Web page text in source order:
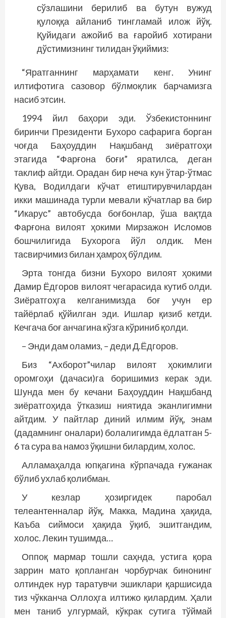
сўзлашини берилиб ва бутун вужуд
қулоққа айланиб тингламай илож йўқ.
Қуйидаги ажойиб ва ғаройиб хотирани
дўстимизнинг тилидан ўқиймиз:
“Яратганнинг марҳамати кенг. Унинг
илтифотига сазовор бўлмоқлик барчамизга
насиб этсин.
1994 йил баҳори эди. Ўзбекистоннинг
биринчи Президенти Бухоро сафарига борган
чоғда Баҳоуддин Нақшбанд зиёратгоҳи
этагида “Фарғона боғи” яратилса, деган
таклиф айтди. Орадан бир неча кун ўтар-ўтмас
Қува, Водилдаги кўчат етиштирувчилардан
икки машинада турли мевали кўчатлар ва бир
“Икарус” автобусда боғбонлар, ўша вақтда
Фарғона вилоят ҳокими Мирзажон Исломов
бошчилигида Бухорога йўл олдик. Мен
тасвирчимиз билан ҳамроҳ бўлдим.
Эрта тонгда бизни Бухоро вилоят ҳокими
Дамир Ёдгоров вилоят чегарасида кутиб олди.
Зиёратгоҳга келганимизда боғ учун ер
тайёрлаб қўйилган эди. Ишлар қизиб кетди.
Кечгача боғ анчагина кўзга кўриниб қолди.
– Энди дам оламиз, – деди Д.Ёдгоров.
Биз “Ахборот”чилар вилоят ҳокимлиги
оромгоҳи (дачаси)га боришимиз керак эди.
Шунда мен бу кечани Баҳоуддин Нақшбанд
зиёратгоҳида ўтказиш ниятида эканлигимни
айтдим. У пайтлар диний илмим йўқ, энам
(дадамнинг оналари) болалигимда ёдлатган 5-
6 та сура ва намоз ўқишни билардим, холос.
Алламаҳалда юпқагина кўрпачада ғужанак
бўлиб ухлаб қолибман.
У кезлар ҳозиргидек паробал
телеантенналар йўқ, Макка, Мадина ҳақида,
Каъба сиймоси ҳақида ўқиб, эшитгандим,
холос. Лекин тушимда…
Оппоқ мармар тошли саҳнда, устига қора
заррин мато қопланган чорбурчак бинонинг
олтиндек нур таратувчи эшиклари қаршисида
тиз чўкканча Оллоҳга илтижо қилардим. Ҳали
мен таниб улгурмай, кўкрак сутига тўймай